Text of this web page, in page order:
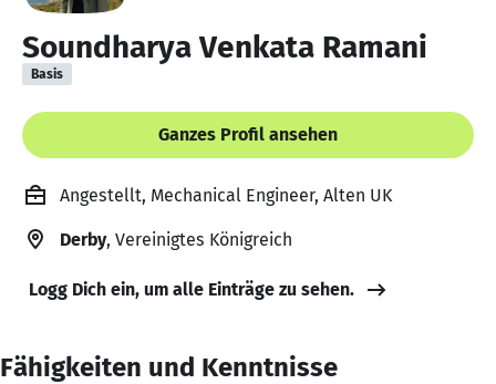
Soundharya Venkata Ramani
Basis
Ganzes Profil ansehen
Angestellt, Mechanical Engineer, Alten UK
Derby, Vereinigtes Königreich
Logg Dich ein, um alle Einträge zu sehen.
Fähigkeiten und Kenntnisse